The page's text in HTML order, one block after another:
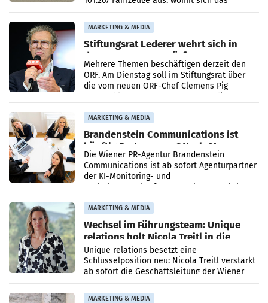
Ergebnis gegenüber Juli 2025 mehr als
verdoppelte (+102
MARKETING & MEDIA
Stiftungsrat Lederer wehrt sich in
den SN gegen Vorwürfe
Mehrere Themen beschäftigen derzeit den
ORF. Am Dienstag soll im Stiftungsrat über
die vom neuen ORF-Chef Clemens Pig
vorgeschlagenen Besetzungen für die
MARKETING & MEDIA
Brandenstein Communications ist
künftig Partner von OtterlyAI
Die Wiener PR-Agentur Brandenstein
Communications ist ab sofort Agenturpartner
der KI-Monitoring- und
Optimierungsplattform OtterlyAI. Damit baut
MARKETING & MEDIA
Wechsel im Führungsteam: Unique
relations holt Nicola Treitl in die
Geschäftsleitung
Unique relations besetzt eine
Schlüsselposition neu: Nicola Treitl verstärkt
ab sofort die Geschäftsleitung der Wiener
PR-Agentur an der Seite von Josef Kalina und
Anna Kalina-Mahr.
MARKETING & MEDIA